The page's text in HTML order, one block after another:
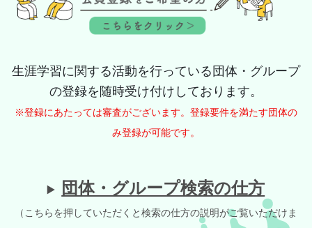
生涯学習に関する活動を行っている団体・グループ
の登録を随時受け付けしております。
※登録にあたっては審査がございます。登録要件を満たす団体の
み登録が可能です。
団体・グループ検索の仕方
（こちらを押していただくと検索の仕方の説明がご覧いただけま